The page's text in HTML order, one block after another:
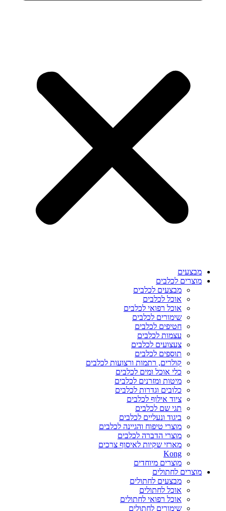
מבצעים
מוצרים לכלבים
מבצעים לכלבים
אוכל לכלבים
אוכל רפואי לכלבים
שימורים לכלבים
חטיפים לכלבים
עצמות לכלבים
צעצועים לכלבים
תוספים לכלבים
קולרים, רתמות ורצועות לכלבים
כלי אוכל ומים לכלבים
מיטות ומזרנים לכלבים
כלובים וגדרות לכלבים
ציוד אילוף לכלבים
תגי שם לכלבים
ביגוד ונעליים לכלבים
מוצרי טיפוח והגיינה לכלבים
מוצרי הדברה לכלבים
מארזי שקיות לאיסוף צרכים
Kong
מוצרים מיוחדים
מוצרים לחתולים
מבצעים לחתולים
אוכל לחתולים
אוכל רפואי לחתולים
שימורים לחתולים